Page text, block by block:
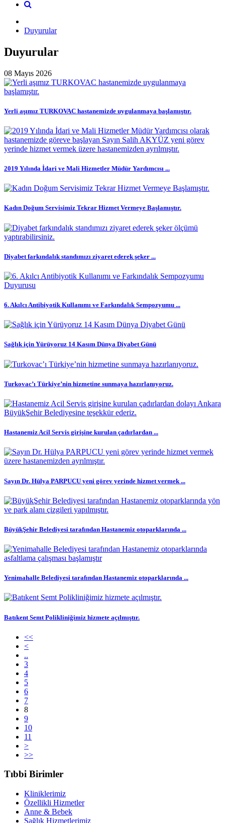
Duyurular
Duyurular
08 Mayıs 2026
Yerli aşımız TURKOVAC hastanemizde uygulanmaya başlamıştır.
2019 Yılında İdari ve Mali Hizmetler Müdür Yardımcısı ...
Kadın Doğum Servisimiz Tekrar Hizmet Vermeye Başlamıştır.
Diyabet farkındalık standımızı ziyaret ederek şeker ...
6. Akılcı Antibiyotik Kullanımı ve Farkındalık Sempozyumu ...
Sağlık için Yürüyoruz 14 Kasım Dünya Diyabet Günü
Turkovac’ı Türkiye’nin hizmetine sunmaya hazırlanıyoruz.
Hastanemiz Acil Servis girişine kurulan çadırlardan ...
Sayın Dr. Hülya PARPUCU yeni görev yerinde hizmet vermek ...
BüyükŞehir Belediyesi tarafından Hastanemiz otoparklarında ...
Yenimahalle Belediyesi tarafından Hastanemiz otoparklarında ...
Batıkent Semt Polikliniğimiz hizmete açılmıştır.
<<
<
..
3
4
5
6
7
8
9
10
11
>
>>
Tıbbi Birimler
Kliniklerimiz
Özellikli Hizmetler
Anne & Bebek
Sağlık Hizmetlerimiz